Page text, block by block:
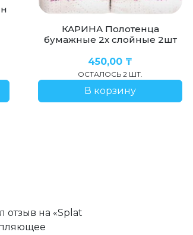
отзыв на «Splat
КАРИНА Полотенца
бумажные 2х слойные 2шт
450,00 ₸
ОСТАЛОСЬ 2 ШТ.
В корзину